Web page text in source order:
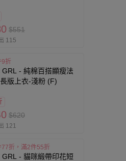
$551
115
9折
GRL - 純棉百搭顯瘦法
版上衣-淺粉 (F)
$620
121
77折，滿2件55折
GRL - 貓咪緞帶印花短